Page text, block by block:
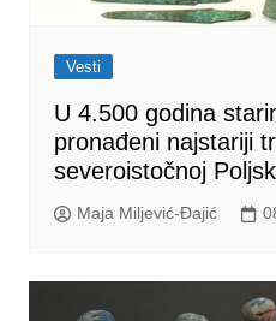
Vesti
U 4.500 godina
pronađeni najstariji
severoistočnoj
Maja Miljević-Đajić